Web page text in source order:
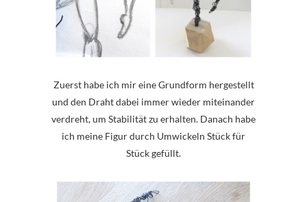
Zuerst habe ich mir eine Grundform hergestellt
und den Draht dabei immer wieder miteinander
verdreht, um Stabilität zu erhalten. Danach habe
ich meine Figur durch Umwickeln Stück für
Stück gefüllt.